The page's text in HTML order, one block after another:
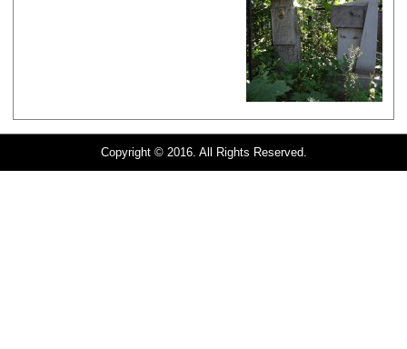
Copyright © 2016. All Rights Reserved.